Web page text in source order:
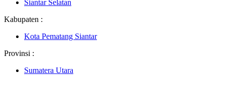
Siantar Selatan
Kabupaten :
Kota Pematang Siantar
Provinsi :
Sumatera Utara